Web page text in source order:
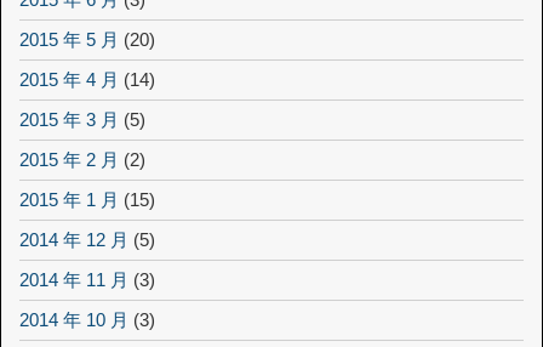
2015 年 5 月 (20)
2015 年 4 月 (14)
2015 年 3 月 (5)
2015 年 2 月 (2)
2015 年 1 月 (15)
2014 年 12 月 (5)
2014 年 11 月 (3)
2014 年 10 月 (3)